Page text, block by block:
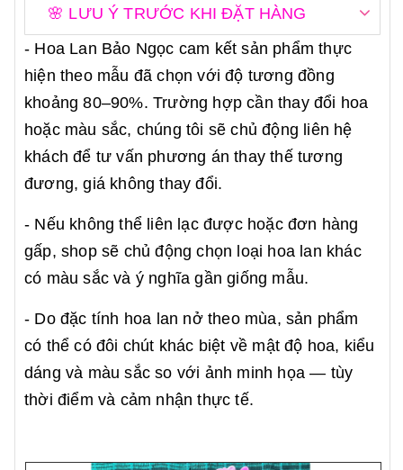
🌸 LƯU Ý TRƯỚC KHI ĐẶT HÀNG
- Hoa Lan Bảo Ngọc cam kết sản phẩm thực
hiện theo mẫu đã chọn với độ tương đồng
khoảng 80–90%. Trường hợp cần thay đổi hoa
hoặc màu sắc, chúng tôi sẽ chủ động liên hệ
khách để tư vấn phương án thay thế tương
đương, giá không thay đổi.
- Nếu không thể liên lạc được hoặc đơn hàng
gấp, shop sẽ chủ động chọn loại hoa lan khác
có màu sắc và ý nghĩa gần giống mẫu.
- Do đặc tính hoa lan nở theo mùa, sản phẩm
có thể có đôi chút khác biệt về mật độ hoa, kiểu
dáng và màu sắc so với ảnh minh họa — tùy
thời điểm và cảm nhận thực tế.